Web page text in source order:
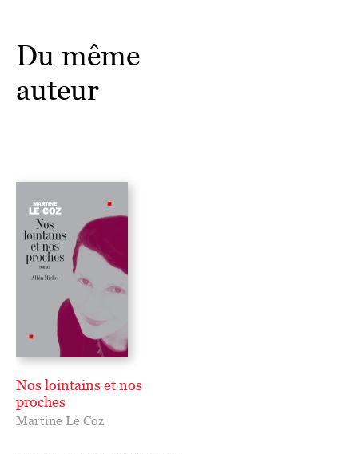
Du même
auteur
Nos lointains et nos
proches
Martine Le Coz